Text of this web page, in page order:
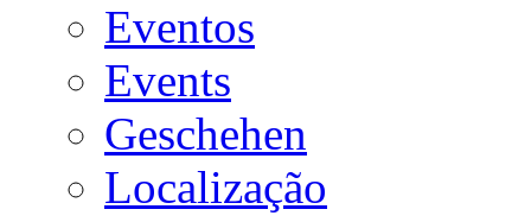
Eventos
Events
Geschehen
Localização